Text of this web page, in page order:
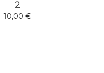
2
10,00 €